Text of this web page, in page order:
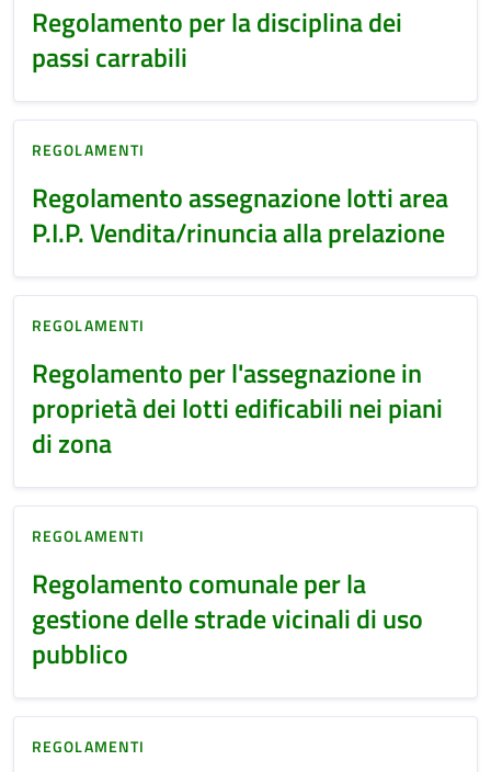
Regolamento per la disciplina dei
passi carrabili
REGOLAMENTI
Regolamento assegnazione lotti area
P.I.P. Vendita/rinuncia alla prelazione
REGOLAMENTI
Regolamento per l'assegnazione in
proprietà dei lotti edificabili nei piani
di zona
REGOLAMENTI
Regolamento comunale per la
gestione delle strade vicinali di uso
pubblico
REGOLAMENTI